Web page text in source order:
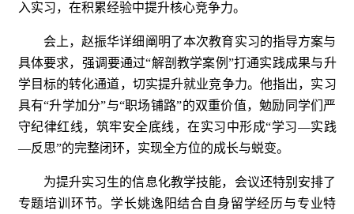
入实习，在积累经验中提升核心竞争力。
会上，赵振华详细阐明了本次教育实习的指导方案与
具体要求，强调要通过“解剖教学案例”打通实践成果与升
学目标的转化通道，切实提升就业竞争力。他指出，实习
具有“升学加分”与“职场铺路”的双重价值，勉励同学们严
守纪律红线，筑牢安全底线，在实习中形成“学习—实践
—反思”的完整闭环，实现全方位的成长与蜕变。
为提升实习生的信息化教学技能，会议还特别安排了
专题培训环节。学长姚逸阳结合自身留学经历与专业特